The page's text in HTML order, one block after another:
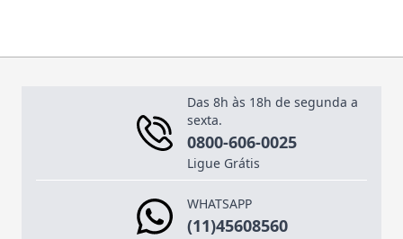
Das 8h às 18h de segunda a
sexta.
0800-606-0025
Ligue Grátis
WHATSAPP
(11)45608560